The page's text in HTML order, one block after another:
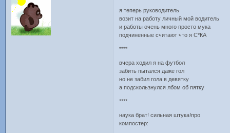
я теперь руководитель
возит на работу личный мой водитель
и работы очень много просто мука
подчиненные считают что я С*КА
****
вчера ходил я на футбол
забить пытался даже гол
но не забил гола в девятку
а подскользнулся лбом об пятку
****
наука брат! сильная штука!про
компостер: